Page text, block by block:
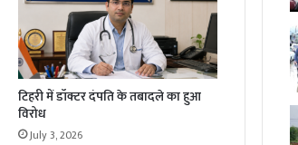
टिहरी में डॉक्टर दंपति के तबादले का हुआ
विरोध
July 3, 2026